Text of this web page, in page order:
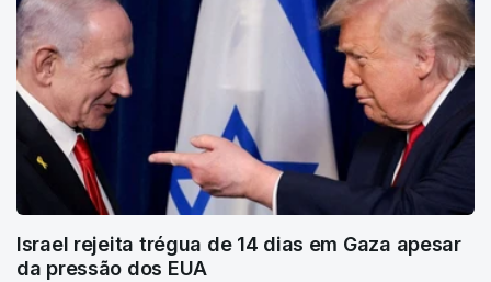
Israel rejeita trégua de 14 dias em Gaza apesar
da pressão dos EUA